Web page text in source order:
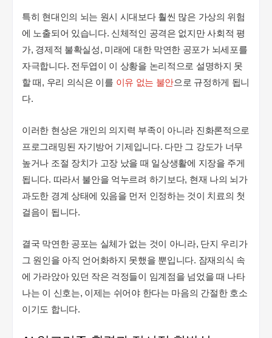
특히 현대인의 뇌는 원시 시대보다 훨씬 많은 가상의 위험
에 노출되어 있습니다. 신체적인 공격은 없지만 사회적 평
가, 경제적 불확실성, 미래에 대한 막연한 공포가 뇌세포를
자극합니다. 전두엽이 이 상황을 논리적으로 설명하지 못
할 때, 우리 의식은 이를 이유 없는 불안으로 규정하게 됩니
다.
이러한 현상은 개인의 의지력 부족이 아니라 진화론적으로
프로그래밍된 자기방어 기제입니다. 다만 그 강도가 너무
높거나 조절 장치가 고장 났을 때 일상생활에 지장을 주게
됩니다. 따라서 불안을 억누르려 하기보다, 현재 나의 뇌가
과도한 경계 상태에 있음을 먼저 인정하는 것이 치료의 첫
걸음이 됩니다.
결국 막연한 공포는 실체가 없는 것이 아니라, 단지 우리가
그 원인을 아직 언어화하지 못했을 뿐입니다. 잠재의식 속
에 가라앉아 있던 작은 걱정들이 임계점을 넘었을 때 나타
나는 이 신호는, 이제는 쉬어야 한다는 마음의 간절한 호소
이기도 합니다.